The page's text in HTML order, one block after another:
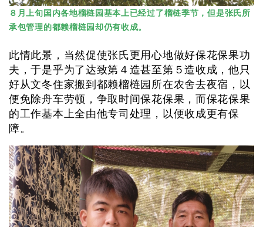
８月上旬国内各地榴梿园基本上已经过了榴梿季节，但是张氏所
承包管理的都赖榴梿园却仍有收成。
此情此景，当然促使张氏更用心地做好保花保果功
夫，于是乎为了达致第４造甚至第５造收成，他只
好从文冬住家搬到都赖榴梿园所在农舍去夜宿，以
便免除舟车劳顿，争取时间保花保果，而保花保果
的工作基本上全由他专司处理，以便收成更有保
障。